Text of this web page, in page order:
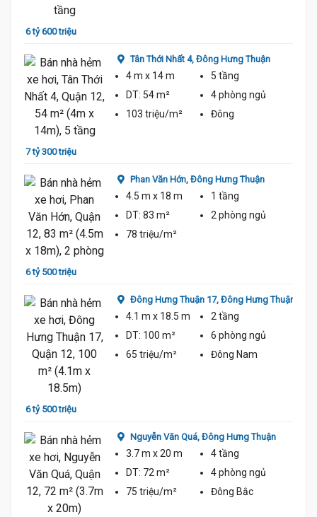
6 tỷ 600 triệu
7 tỷ 300 triệu
Tân Thới Nhất 4, Đông Hưng Thuận
4 m x 14 m
5 tầng
DT: 54 m² 4 phòng ngủ
103 triệu/m²
Đông
6 tỷ 500 triệu
Phan Văn Hớn, Đông Hưng Thuận
4.5 m x 18 m
1 tầng
DT: 83 m² 2 phòng ngủ
78 triệu/m²
6 tỷ 500 triệu
Đông Hưng Thuận 17, Đông Hưng Thuận
4.1 m x 18.5 m
2 tầng
DT: 100 m² 6 phòng ngủ
65 triệu/m²
Đông Nam
Nguyễn Văn Quá, Đông Hưng Thuận
3.7 m x 20 m
4 tầng
DT: 72 m² 4 phòng ngủ
75 triệu/m²
Đông Bắc